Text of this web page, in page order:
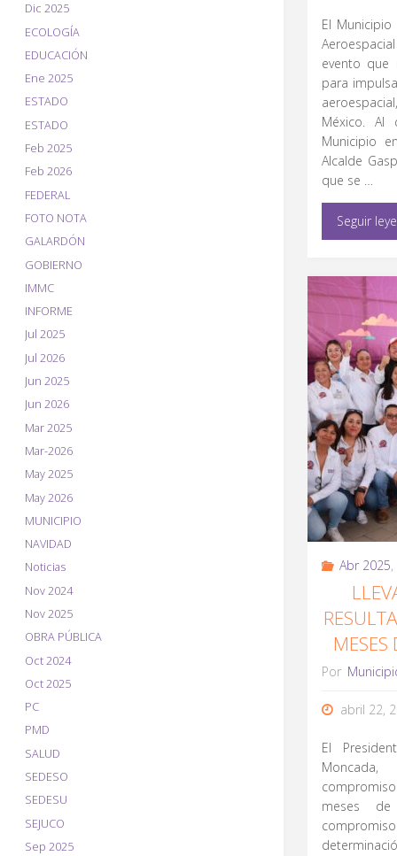
El
evento que
para
México. Al
Municipio
Alcalde
que se …
Seguir
Abr 2025,
MESES
Por
abril 22,
El
meses de
Dic 2025
ECOLOGÍA
EDUCACIÓN
Ene 2025
ESTADO
ESTADO
Feb 2025
Feb 2026
FEDERAL
FOTO NOTA
GALARDÓN
GOBIERNO
IMMC
INFORME
Jul 2025
Jul 2026
Jun 2025
Jun 2026
Mar 2025
Mar-2026
May 2025
May 2026
MUNICIPIO
NAVIDAD
Noticias
Nov 2024
Nov 2025
OBRA PÚBLICA
Oct 2024
Oct 2025
PC
PMD
SALUD
SEDESO
SEDESU
SEJUCO
Sep 2025